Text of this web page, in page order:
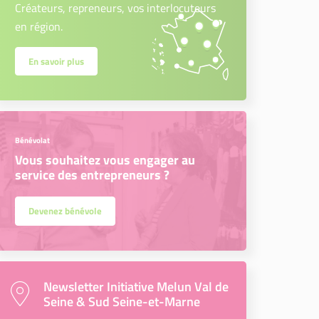
Créateurs, repreneurs, vos interlocuteurs
en région.
En savoir plus
Bénévolat
Vous souhaitez vous engager au
service des entrepreneurs ?
Devenez bénévole
Newsletter Initiative Melun Val de
Seine & Sud Seine-et-Marne